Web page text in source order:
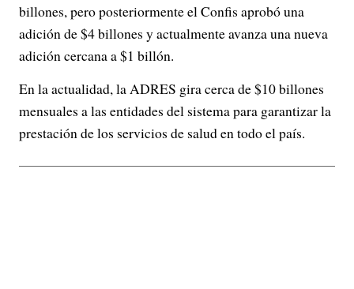
billones, pero posteriormente el Confis aprobó una
adición de $4 billones y actualmente avanza una nueva
adición cercana a $1 billón.
En la actualidad, la ADRES gira cerca de $10 billones
mensuales a las entidades del sistema para garantizar la
prestación de los servicios de salud en todo el país.